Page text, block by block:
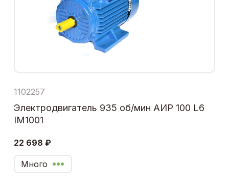
1102257
Электродвигатель 935 об/мин АИР 100 L6
IM1001
22 698 ₽
Много